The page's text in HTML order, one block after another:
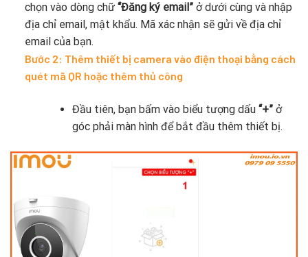
chọn vào dòng chữ “Đăng ký email”ở dưới cùng và nhập
địa chỉ email, mật khẩu. Mã xác nhận sẽ gửi về địa chỉ
email của bạn.
Bước 2: Thêm thiết bị camera vào điện thoại bằng cách
quét mã QR hoặc thêm thủ công
Đầu tiên, bạn bấm vào biểu tượng dấu “+”ở
góc phải màn hình để bắt đầu thêm thiết bị.